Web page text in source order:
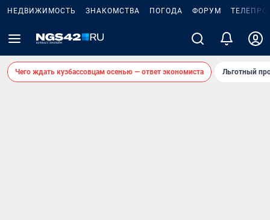
НЕДВИЖИМОСТЬ ЗНАКОМСТВА ПОГОДА ФОРУМ
Чего ждать кузбассовцам осенью — ответ экономиста Льготный